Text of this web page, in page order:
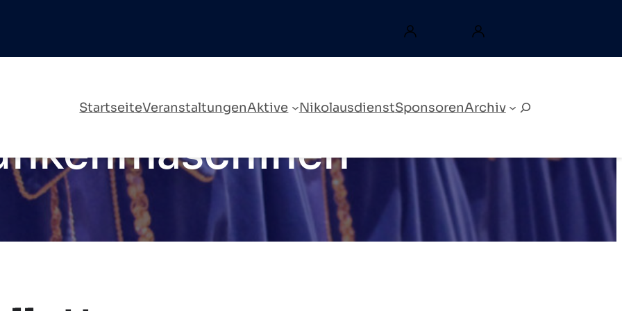
StartseiteVeranstaltungenAktive NikolausdienstSponsorenArchiv Search